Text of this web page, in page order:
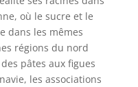
où le sucre et le
dans les mêmes
régions du nord
pâtes aux figues
les associations